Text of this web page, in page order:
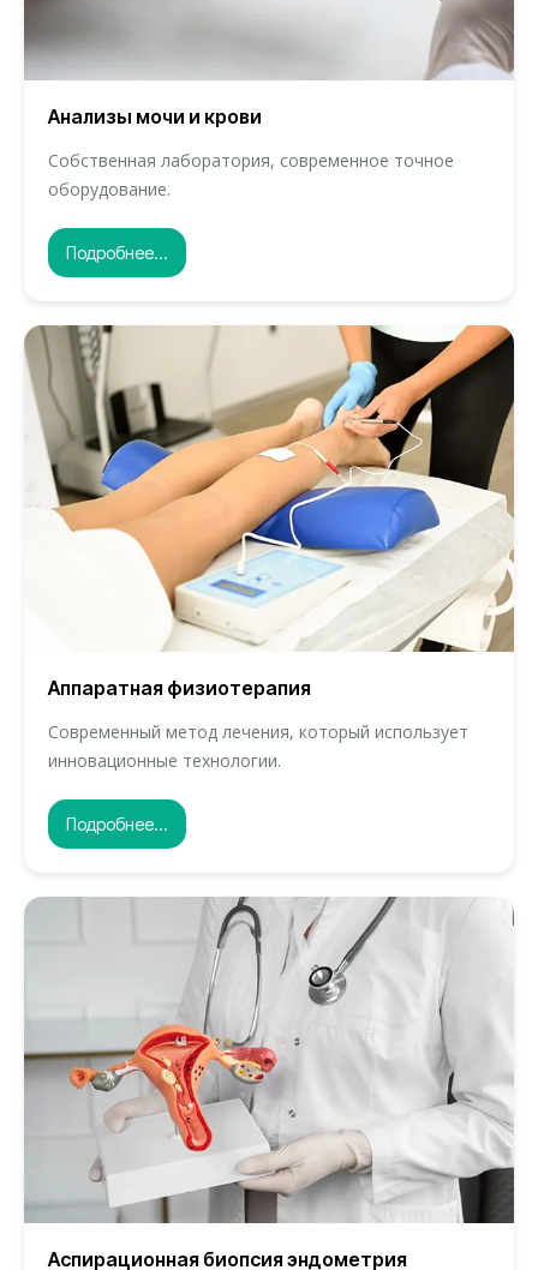
Анализы мочи и крови
Собственная лаборатория, современное точное
оборудование.
Подробнее...
Аппаратная физиотерапия
Современный метод лечения, который использует
инновационные технологии.
Подробнее...
Аспирационная биопсия эндометрия